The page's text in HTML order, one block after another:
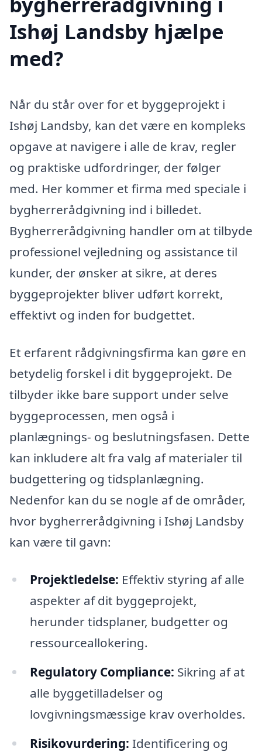
Ishøj Landsby hjælpe
med?
Når du står over for et byggeprojekt i
Ishøj Landsby, kan det være en kompleks
opgave at navigere i alle de krav, regler
og praktiske udfordringer, der følger
med. Her kommer et firma med speciale i
bygherrerådgivning ind i billedet.
Bygherrerådgivning handler om at tilbyde
professionel vejledning og assistance til
kunder, der ønsker at sikre, at deres
byggeprojekter bliver udført korrekt,
effektivt og inden for budgettet.
Et erfarent rådgivningsfirma kan gøre en
betydelig forskel i dit byggeprojekt. De
tilbyder ikke bare support under selve
byggeprocessen, men også i
planlægnings- og beslutningsfasen. Dette
kan inkludere alt fra valg af materialer til
budgettering og tidsplanlægning.
Nedenfor kan du se nogle af de områder,
hvor bygherrerådgivning i Ishøj Landsby
kan være til gavn:
Projektledelse: Effektiv styring af alle
aspekter af dit byggeprojekt,
herunder tidsplaner, budgetter og
ressourceallokering.
Regulatory Compliance: Sikring af at
alle byggetilladelser og
lovgivningsmæssige krav overholdes.
Risikovurdering: Identificering og